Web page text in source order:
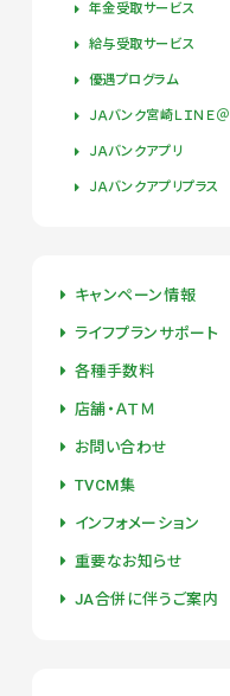
年金受取サービス
給与受取サービス
優遇プログラム
ＪＡバンク宮崎ＬＩＮＥ＠
ＪＡバンクアプリ
ＪＡバンクアプリプラス
キャンペーン情報
ライフプランサポート
各種手数料
店舗・ＡＴＭ
お問い合わせ
TVCM集
インフォメーション
重要なお知らせ
JA合併に伴うご案内